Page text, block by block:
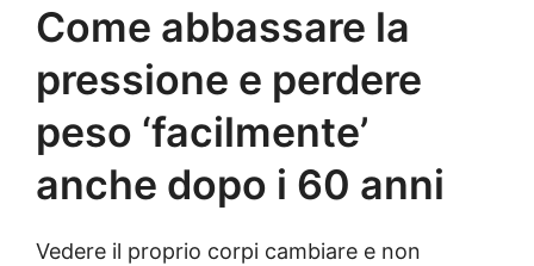
Come abbassare la
pressione e perdere
peso ‘facilmente’
anche dopo i 60 anni
Vedere il proprio corpi cambiare e non